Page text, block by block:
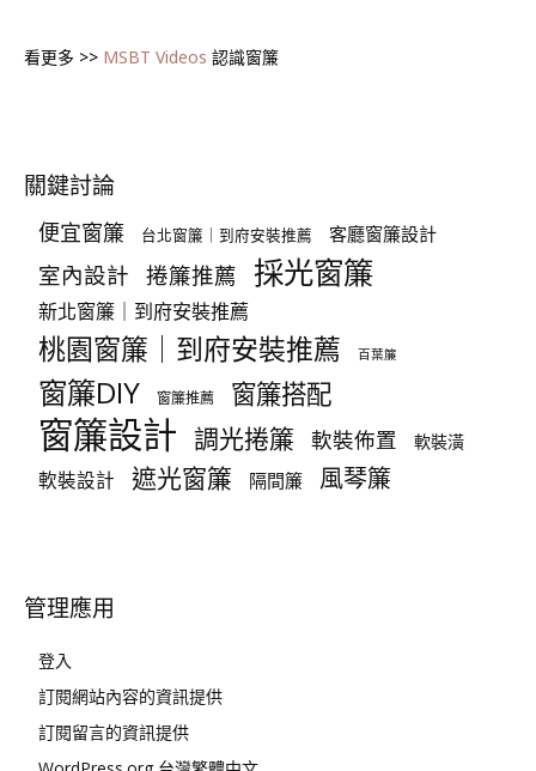
看更多 >> MSBT Videos 認識窗簾
關鍵討論
便宜窗簾 台北窗簾｜到府安裝推薦 客廳窗簾設計
室內設計 捲簾推薦 採光窗簾
新北窗簾｜到府安裝推薦
桃園窗簾｜到府安裝推薦 百葉簾
窗簾DIY 窗簾推薦 窗簾搭配
窗簾設計 調光捲簾 軟裝佈置 軟裝潢
軟裝設計 遮光窗簾 隔間簾 風琴簾
管理應用
登入
訂閱網站內容的資訊提供
訂閱留言的資訊提供